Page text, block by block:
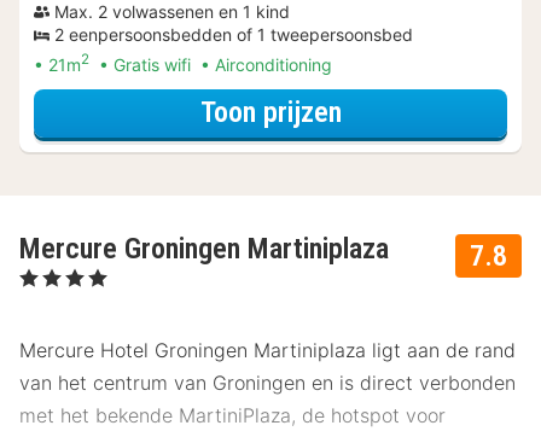
Max. 2 volwassenen en 1 kind
2 eenpersoonsbedden of 1 tweepersoonsbed
21m2 Gratis wifi Airconditioning
Toon prijzenvoor Voordeel
7.8
Mercure Groningen Martiniplaza
, 4 Sterren
Mercure Hotel Groningen Martiniplaza ligt aan de rand
van het centrum van Groningen en is direct verbonden
met het bekende MartiniPlaza, de hotspot voor